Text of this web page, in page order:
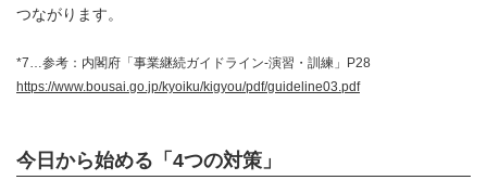
つながります。
*7…参考：内閣府「事業継続ガイドライン-演習・訓練」P28
https://www.bousai.go.jp/kyoiku/kigyou/pdf/guideline03.pdf
今日から始める「4つの対策」